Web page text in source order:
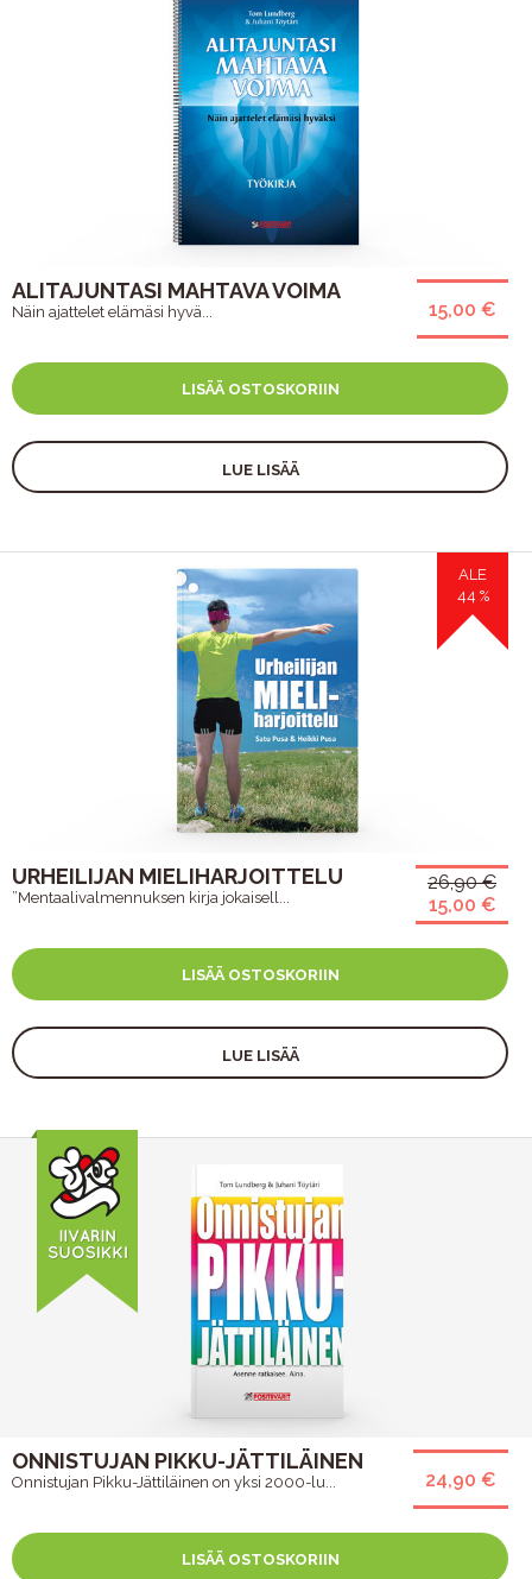
15,00 €
ALITAJUNTASI MAHTAVA VOIMA
Näin ajattelet elämäsi hyvä...
LISÄÄ OSTOSKORIIN
LUE LISÄÄ
ALE
44 %
26,90 €
15,00 €
URHEILIJAN MIELIHARJOITTELU
”Mentaalivalmennuksen kirja jokaisell...
LISÄÄ OSTOSKORIIN
LUE LISÄÄ
24,90 €
ONNISTUJAN PIKKU-JÄTTILÄINEN
Onnistujan Pikku-Jättiläinen on yksi 2000-lu...
LISÄÄ OSTOSKORIIN